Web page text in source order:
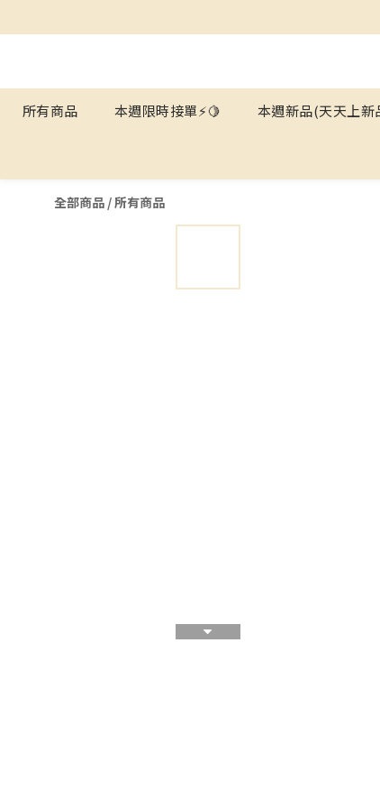
💙
所有商品 本週限時接單⚡️🍋 本週新品(天天上新
全部商品 /所有商品